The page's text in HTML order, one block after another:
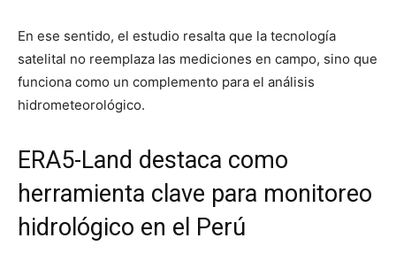
En ese sentido, el estudio resalta que la tecnología
satelital no reemplaza las mediciones en campo, sino que
funciona como un complemento para el análisis
hidrometeorológico.
ERA5-Land destaca como
herramienta clave para monitoreo
hidrológico en el Perú